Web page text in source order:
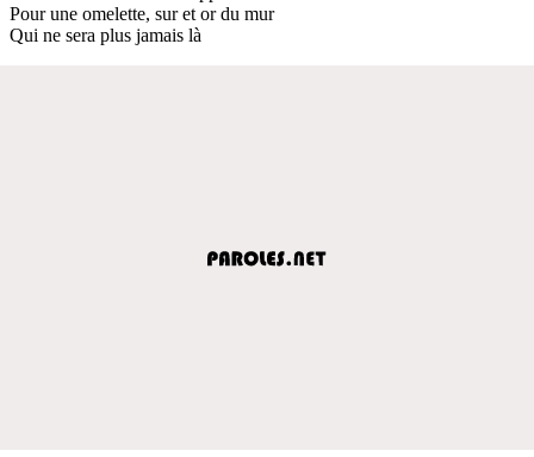
Pour une omelette, sur et or du mur
Qui ne sera plus jamais là